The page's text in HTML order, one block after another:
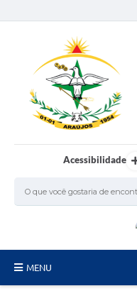
Acessibilidade
MENU